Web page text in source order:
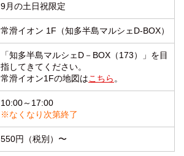
9月の土日祝限定
常滑イオン 1F（知多半島マルシェD-BOX）
「知多半島マルシェD－BOX（173）」を目
指してきてください。
常滑イオン1Fの地図はこちら 。
10:00～17:00
※なくなり次第終了
550円（税別）〜